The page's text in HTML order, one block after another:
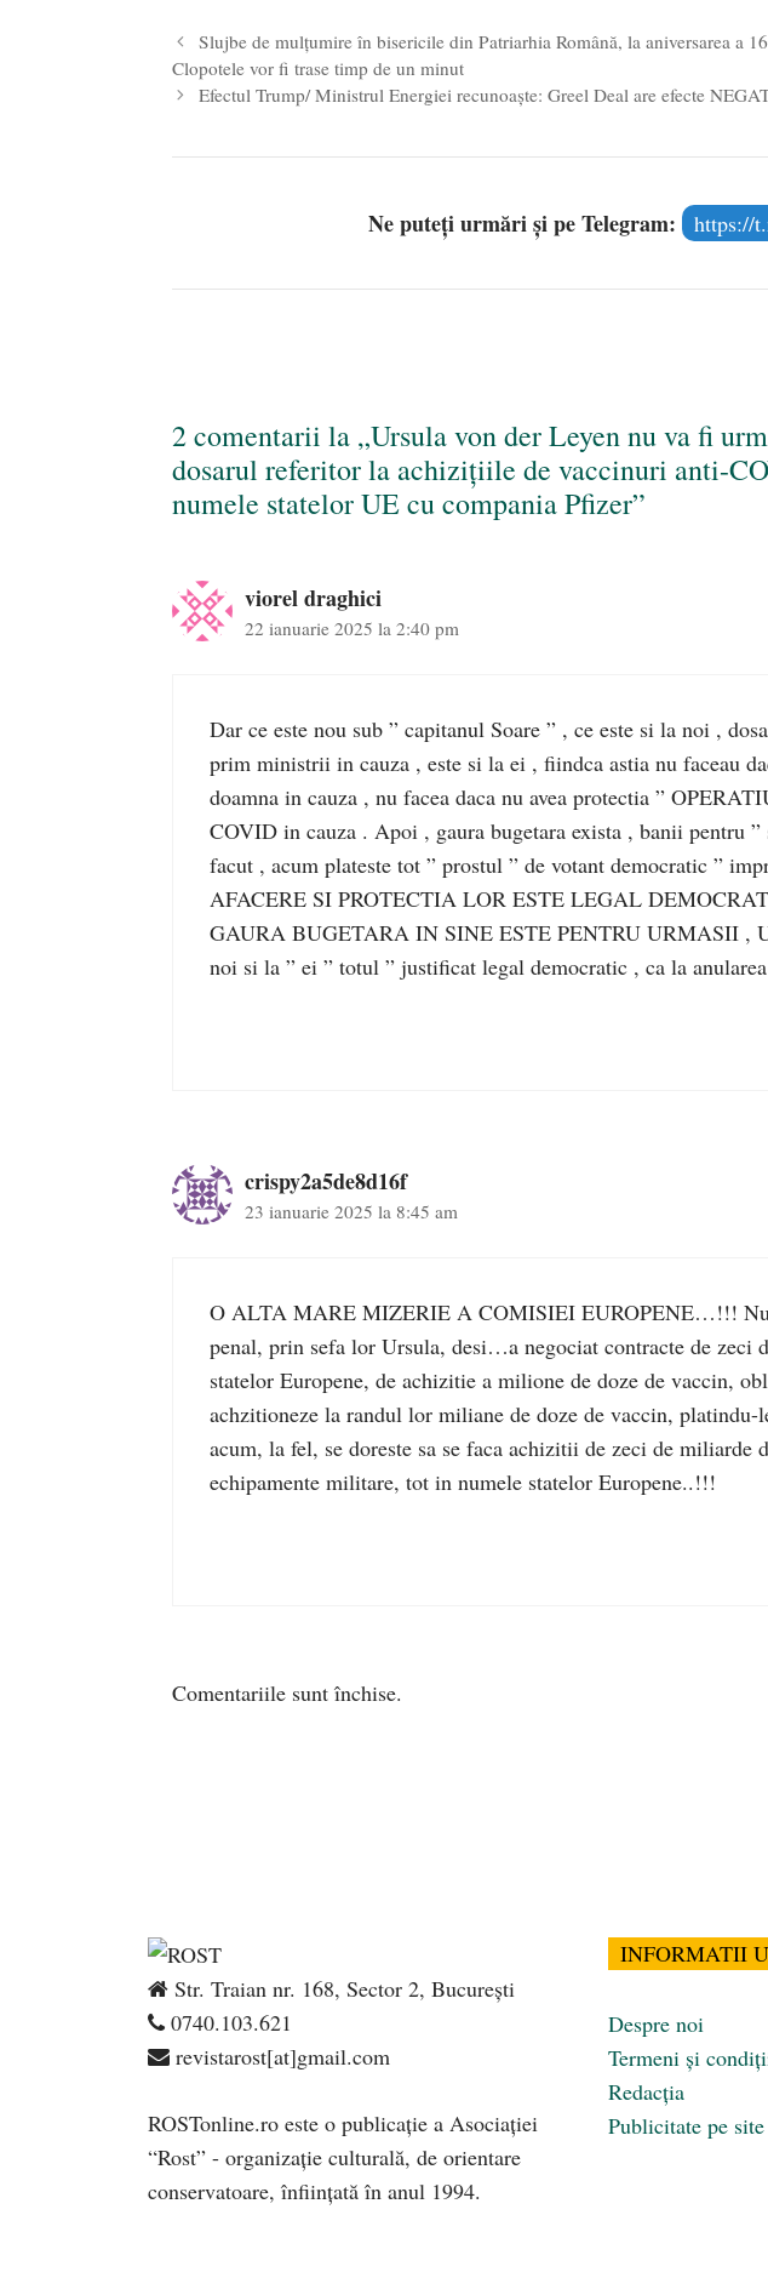
Slujbe de mulţumire în bisericile din Patriarhia Română, la aniversarea a
Clopotele vor fi trase timp de un minut
Efectul Trump/ Ministrul Energiei recunoaște: Greel Deal are efecte
Ne puteți urmări și pe Telegram: https://
2 comentarii la „Ursula von der Leyen nu va fi
dosarul referitor la achiziţiile de vaccinuri anti-
numele statelor UE cu compania Pfizer”
viorel draghici
22 ianuarie 2025 la 2:40 pm
Dar ce este nou sub ” capitanul Soare ” , ce este si la noi ,
prim ministrii in cauza , este si la ei , fiindca astia nu faceau
doamna in cauza , nu facea daca nu avea protectia ”
COVID in cauza . Apoi , gaura bugetara exista , banii pentru
facut , acum plateste tot ” prostul ” de votant democratic ”
AFACERE SI PROTECTIA LOR ESTE LEGAL
GAURA BUGETARA IN SINE ESTE PENTRU URMASII ,
noi si la ” ei ” totul ” justificat legal democratic , ca la
crispy2a5de8d16f
23 ianuarie 2025 la 8:45 am
O ALTA MARE MIZERIE A COMISIEI EUROPENE…!!! Nu
penal, prin sefa lor Ursula, desi…a negociat contracte de zeci
statelor Europene, de achizitie a milione de doze de vaccin,
achzitioneze la randul lor miliane de doze de vaccin,
acum, la fel, se doreste sa se faca achizitii de zeci de miliarde
echipamente militare, tot in numele statelor Europene..!!!
Comentariile sunt închise.
Str. Traian nr. 168, Sector 2, București
0740.103.621
revistarost[at]gmail.com
ROSTonline.ro este o publicaţie a Asociaţiei
“Rost” - organizaţie culturală, de orientare
conservatoare, înfiinţată în anul 1994.
INFORMATII
Despre noi
Termeni și
Redacția
Publicitate pe site